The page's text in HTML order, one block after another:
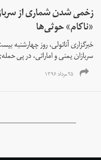
زخمی شدن شماری از
«ناکام» حوثی‌ها
خبرگزاری آناتولی، روز چهارشنبه
سربازان یمنی و اماراتی، در پی
۲۵ مرداد ۱۳۹۶